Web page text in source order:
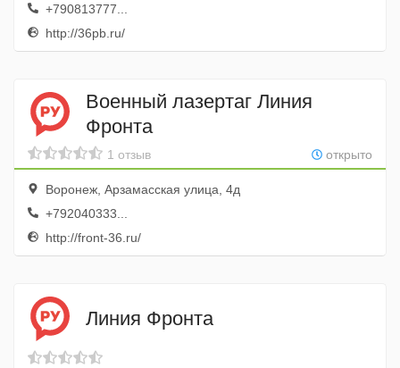
+790813777...
http://36pb.ru/
Военный лазертаг Линия
Фронта
открыто
1 отзыв
Воронеж, Арзамасская улица, 4д
+792040333...
http://front-36.ru/
Линия Фронта